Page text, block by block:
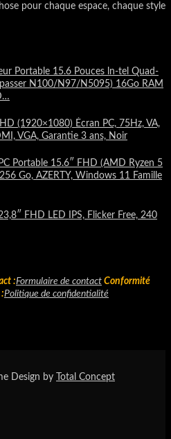
pour chaque espace, chaque style
Portable 15.6 Pouces ln-tel Quad-
N100/N97/N5095) 16Go RAM
(1920×1080) Écran PC, 75Hz, VA,
VGA, Garantie 3 ans, Noir
Portable 15.6″ FHD (AMD Ryzen 5
Go, AZERTY, Windows 11 Famille
FHD LED IPS, Flicker Free, 240
:Formulaire de contact Conformité
Politique de confidentialité
Design by Total Concept